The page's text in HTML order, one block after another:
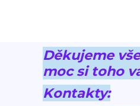
Děkujeme
moc si toho
Kontakty: